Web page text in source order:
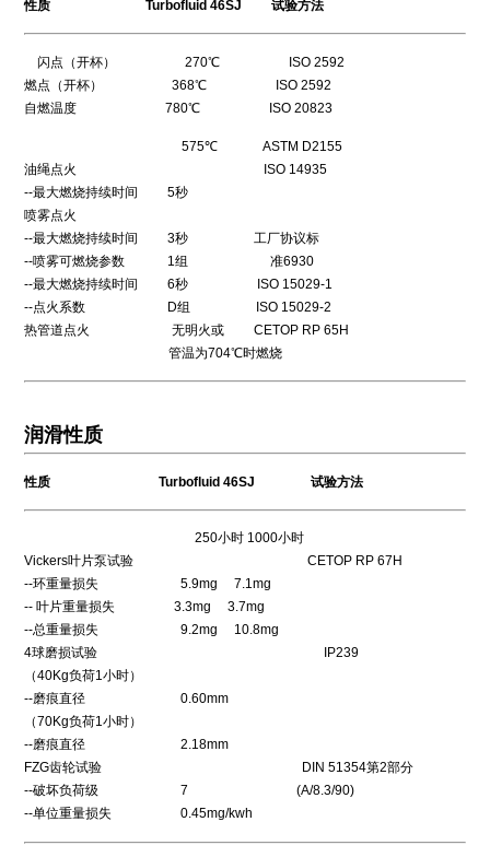
性质 Turbofluid 46SJ 试验方法
闪点（开杯） 270℃ ISO 2592
燃点（开杯） 368℃ ISO 2592
自燃温度 780℃ ISO 20823
575℃ ASTM D2155
油绳点火 ISO 14935
--最大燃烧持续时间 5秒
喷雾点火
--最大燃烧持续时间 3秒 工厂协议标
--喷雾可燃烧参数 1组 准6930
--最大燃烧持续时间 6秒 ISO 15029-1
--点火系数 D组 ISO 15029-2
热管道点火 无明火或 CETOP RP 65H
管温为704℃时燃烧
润滑性质
性质 Turbofluid 46SJ 试验方法
250小时 1000小时
Vickers叶片泵试验 CETOP RP 67H
--环重量损失 5.9mg 7.1mg
-- 叶片重量损失 3.3mg 3.7mg
--总重量损失 9.2mg 10.8mg
4球磨损试验 IP239
（40Kg负荷1小时）
--磨痕直径 0.60mm
（70Kg负荷1小时）
--磨痕直径 2.18mm
FZG齿轮试验 DIN 51354第2部分
--破坏负荷级 7 (A/8.3/90)
--单位重量损失 0.45mg/kwh